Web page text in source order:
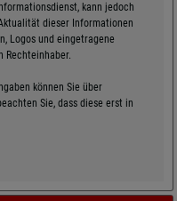
kann jedoch
dieser Informationen
Logos und eingetragene
Rechteinhaber.
können Sie über
Sie, dass diese erst in